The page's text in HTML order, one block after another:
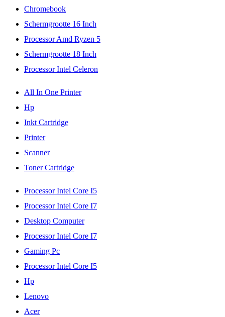
Chromebook
Schermgrootte 16 Inch
Processor Amd Ryzen 5
Schermgrootte 18 Inch
Processor Intel Celeron
All In One Printer
Hp
Inkt Cartridge
Printer
Scanner
Toner Cartridge
Processor Intel Core I5
Processor Intel Core I7
Desktop Computer
Processor Intel Core I7
Gaming Pc
Processor Intel Core I5
Hp
Lenovo
Acer